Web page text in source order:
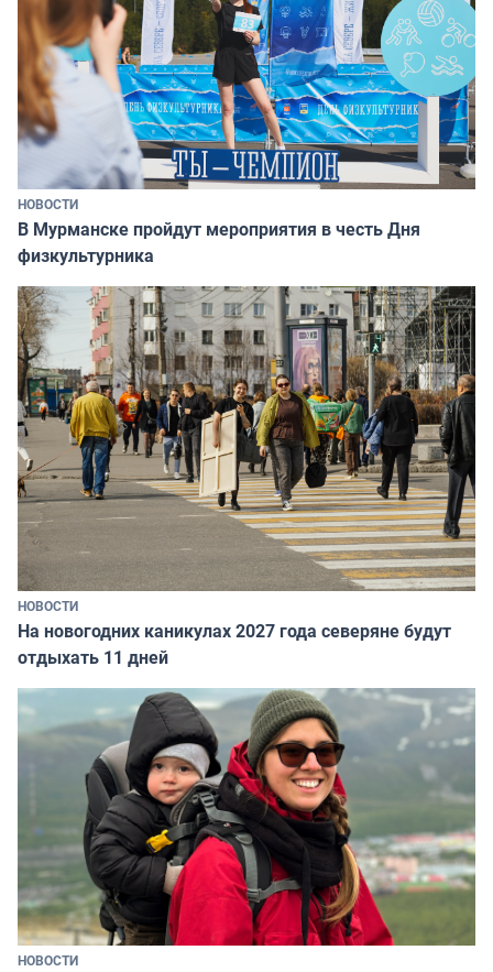
НОВОСТИ
В Мурманске пройдут мероприятия в честь Дня
физкультурника
НОВОСТИ
На новогодних каникулах 2027 года северяне будут
отдыхать 11 дней
НОВОСТИ